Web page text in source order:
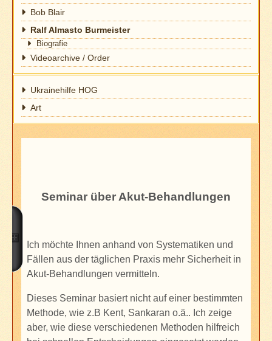
Bob Blair
Ralf Almasto Burmeister
Biografie
Videoarchive / Order
Ukrainehilfe HOG
Art
Seminar über Akut-Behandlungen
Ich möchte Ihnen anhand von Systematiken und
Fällen aus der täglichen Praxis mehr Sicherheit in
Akut-Behandlungen vermitteln.
Dieses Seminar basiert nicht auf einer bestimmten
Methode, wie z.B Kent, Sankaran o.ä.. Ich zeige
aber, wie diese verschiedenen Methoden hilfreich